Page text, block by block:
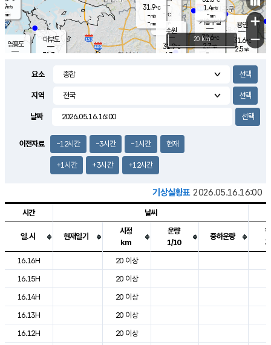
m/s
mm
영흥도
용인
31.6℃
2.5m/s
3.3m/s
대부도
31.3
- ℃
m/s
mm
기흥구갈
32.6℃
2.7m/s
-
31.9℃
-m/s
-mm
1.4m/s
-mm
수원
31.9℃
4.3 m/s
+
−
20 km
요소
지역
날짜
이전자료 -12시간 -3시간 -1시간 현재
+1시간 +3시간 +12시간
기상실황표 2026.05.16.16:00
도시별 기상실황표로 지점, 날씨, 기온, 강수, 바람, 기압등을 안내한 표입
시간 날씨
일.시 현재일기
시정
km
운량
1/10
중하운량
16.16H
20 이상
16.15H
20 이상
16.14H
20 이상
16.13H
20 이상
16.12H
20 이상